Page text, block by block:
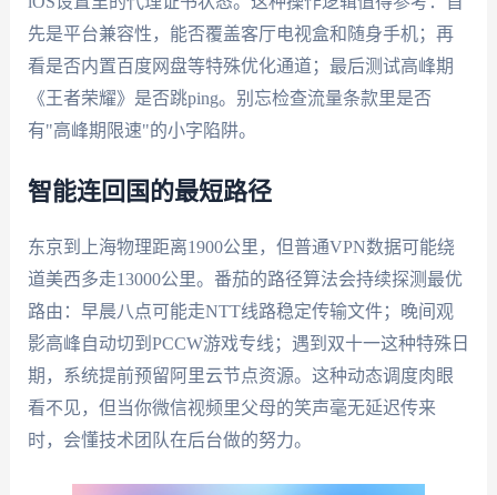
先是平台兼容性，能否覆盖客厅电视盒和随身手机；再
看是否内置百度网盘等特殊优化通道；最后测试高峰期
《王者荣耀》是否跳ping。别忘检查流量条款里是否
有"高峰期限速"的小字陷阱。
智能连回国的最短路径
东京到上海物理距离1900公里，但普通VPN数据可能绕
道美西多走13000公里。番茄的路径算法会持续探测最优
路由：早晨八点可能走NTT线路稳定传输文件；晚间观
影高峰自动切到PCCW游戏专线；遇到双十一这种特殊日
期，系统提前预留阿里云节点资源。这种动态调度肉眼
看不见，但当你微信视频里父母的笑声毫无延迟传来
时，会懂技术团队在后台做的努力。